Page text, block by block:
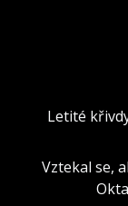
Letité
Vztekal se,